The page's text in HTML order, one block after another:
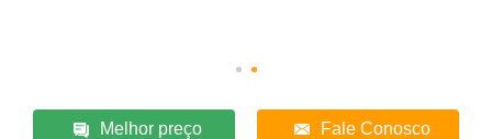
Melhor preço Fale Conosco